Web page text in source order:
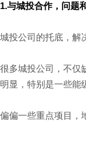
1.与城投合作，问题
城投公司的托底，解
很多城投公司，不仅
明显，特别是一些能
偏偏一些重点项目，